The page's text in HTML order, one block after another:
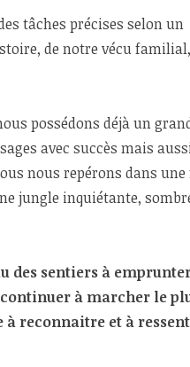
tâches précises selon un
de notre vécu
possédons déjà un
avec succès mais
nous repérons dans
jungle inquiétante,
des sentiers à
à marcher le
reconnaitre et à